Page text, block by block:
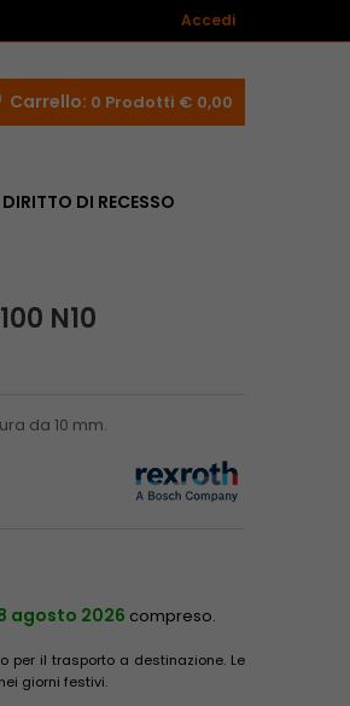
Accedi
Carrello: 0 Prodotti € 0,00
DIRITTO DI RECESSO
N10
da 10 mm.
agosto 2026 compreso.
per il trasporto a destinazione. Le
giorni festivi.